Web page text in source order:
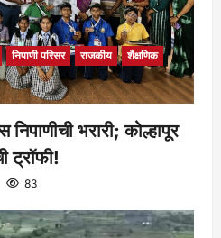
निपाणी परिसर राजकीय
शैक्षणिक
भरारी; कोल्हापूर
ट्रॉफी!
83